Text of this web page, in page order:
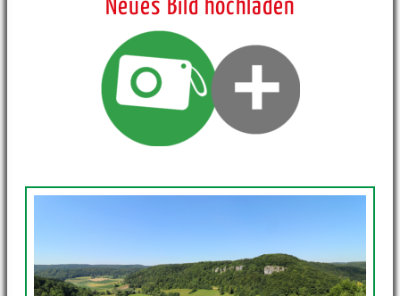
Neues Bild hochladen